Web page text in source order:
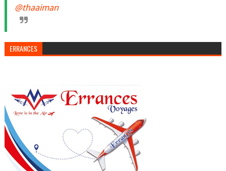
@thaaiman
ERRANCES